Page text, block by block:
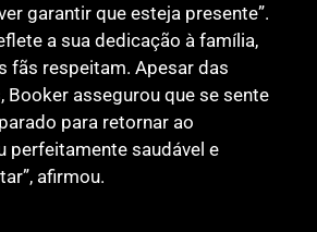
garantir que esteja presente”.
a sua dedicação à família,
fãs respeitam. Apesar das
Booker assegurou que se sente
para retornar ao
perfeitamente saudável e
afirmou.